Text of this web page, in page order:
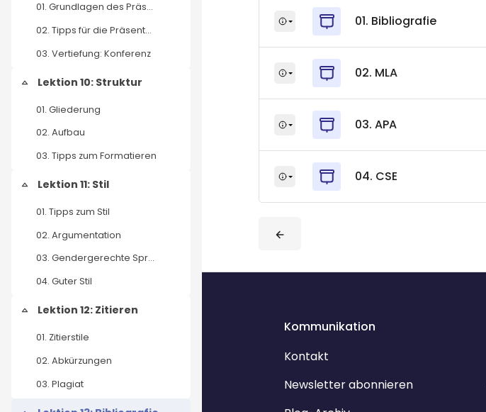
01. Grundlagen des Präsentierens
02. Tipps für die Präsentation
03. Vertiefung: Konferenz
Einklappen
Lektion 10: Struktur
01. Gliederung
02. Aufbau
03. Tipps zum Formatieren
Einklappen
Lektion 11: Stil
01. Tipps zum Stil
02. Argumentation
03. Gendergerechte Sprache
04. Guter Stil
Einklappen
Lektion 12: Zitieren
01. Zitierstile
02. Abkürzungen
03. Plagiat
01. Bibliografie
02. MLA
03. APA
04. CSE
Kommunikation
Kontakt
Newsletter abonnieren